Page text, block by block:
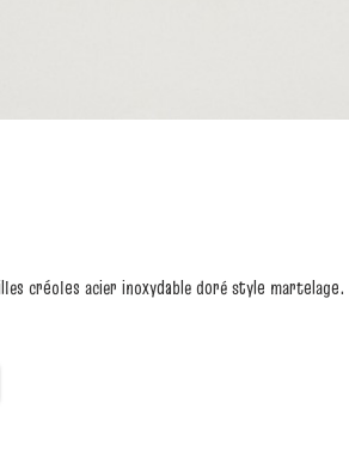
créoles acier inoxydable doré style martelage.